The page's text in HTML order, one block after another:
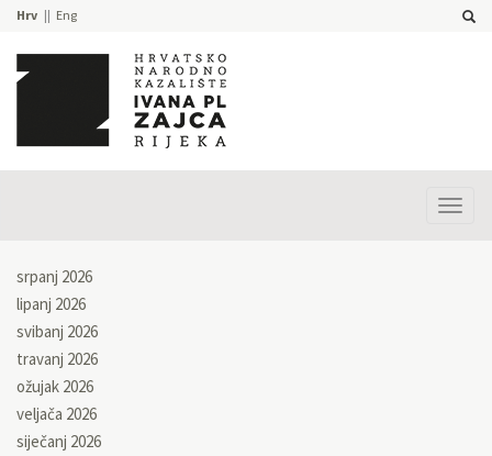
Hrv Eng
srpanj 2026
lipanj 2026
svibanj 2026
travanj 2026
ožujak 2026
veljača 2026
siječanj 2026